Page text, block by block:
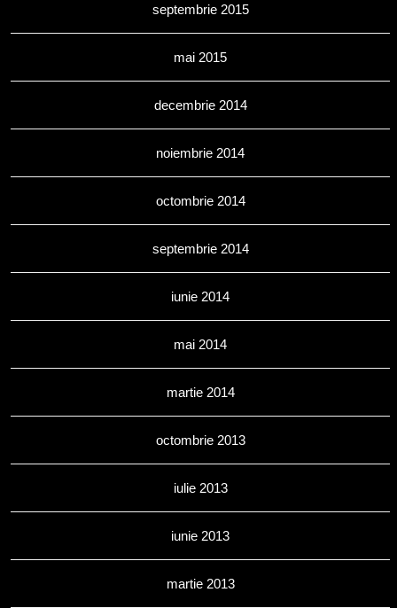
septembrie 2015
mai 2015
decembrie 2014
noiembrie 2014
octombrie 2014
septembrie 2014
iunie 2014
mai 2014
martie 2014
octombrie 2013
iulie 2013
iunie 2013
martie 2013